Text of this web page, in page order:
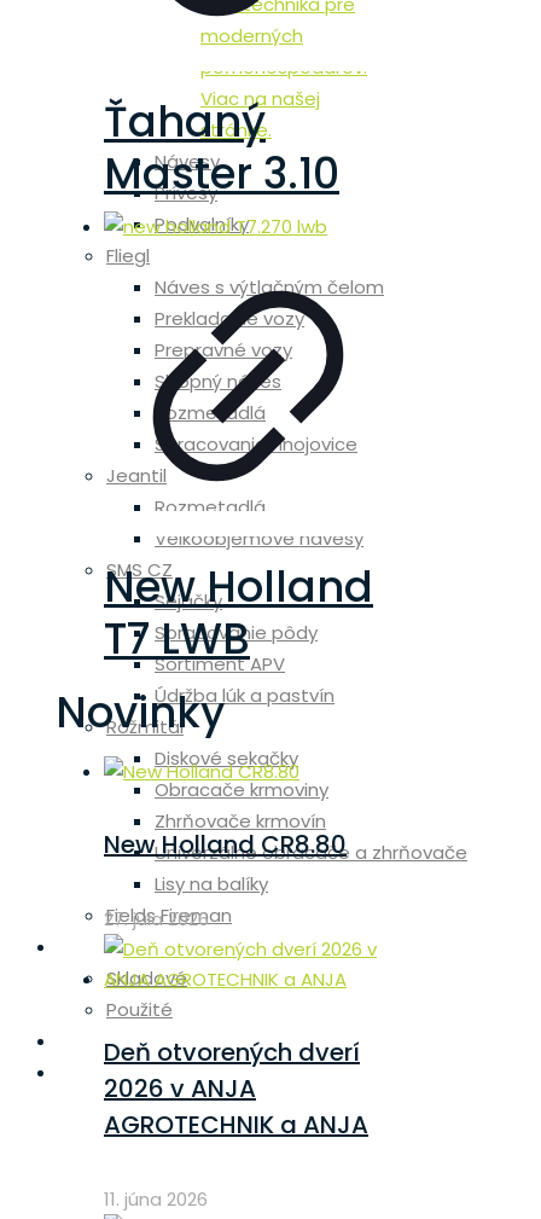
moderných
poľnohospodárov.
Viac na našej
stránke.
Návesy
Prívesy
Podvalníky
Fliegl
Náves s výtlačným čelom
Prekladacie vozy
Prepravné vozy
Sklopný náves
Rozmetadlá
Spracovanie hnojovice
Jeantil
Rozmetadlá
Velkoobjemové návesy
SMS CZ
Sejačky
Spracovanie pôdy
Sortiment APV
Údržba lúk a pastvín
Rožmitál
Diskové sekačky
Obracače krmoviny
Zhrňovače krmovín
Univerzálne obracače a zhrňovače
Lisy na balíky
Fields Fireman
Skladové stroje
Skladové
Použité
Servis
Ťahaný
Master 3.10
New Holland
T7 LWB
Novinky
New Holland CR8.80
27. júla 2026
Deň otvorených dverí
2026 v ANJA
AGROTECHNIK a ANJA
11. júna 2026